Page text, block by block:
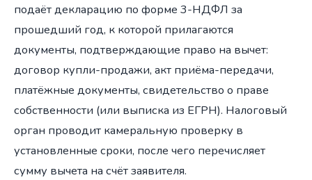
подаёт декларацию по форме 3-НДФЛ за
прошедший год, к которой прилагаются
документы, подтверждающие право на вычет:
договор купли-продажи, акт приёма-передачи,
платёжные документы, свидетельство о праве
собственности (или выписка из ЕГРН). Налоговый
орган проводит камеральную проверку в
установленные сроки, после чего перечисляет
сумму вычета на счёт заявителя.